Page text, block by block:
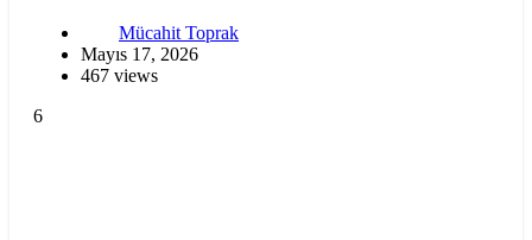
Mücahit Toprak
Mayıs 17, 2026
467 views
6